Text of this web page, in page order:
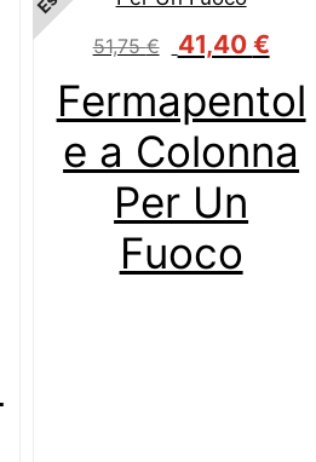
Fermapentol
e a Colonna
Per Un
Fuoco
51,75€
Il
originale
era:
51,75 €.
41,40 €Il
è: